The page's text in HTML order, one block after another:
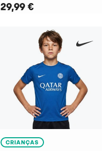
29,99 €
CRIANÇAS